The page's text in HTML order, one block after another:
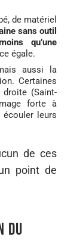
de matériel
sans outil
qu’une
égale.
aussi la
Certaines
(Saint-
forte à
écouler leurs
de ces
point de
du